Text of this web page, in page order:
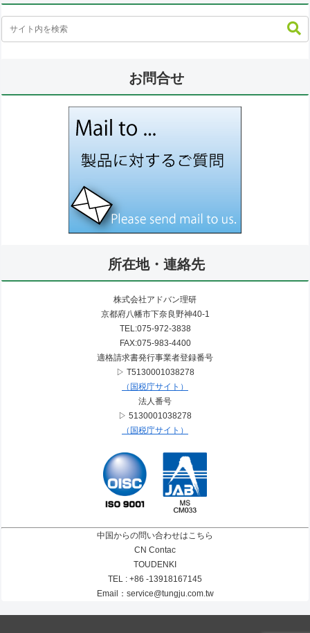
お問合せ
所在地・連絡先
株式会社アドバン理研
京都府八幡市下奈良野神40-1
TEL:075-972-3838
FAX:075-983-4400
適格請求書発行事業者登録番号
▷ T5130001038278
（国税庁サイト）
法人番号
▷ 5130001038278
（国税庁サイト）
中国からの問い合わせはこちら
CN Contac
TOUDENKI
TEL : +86 -13918167145
Email：service@tungju.com.tw